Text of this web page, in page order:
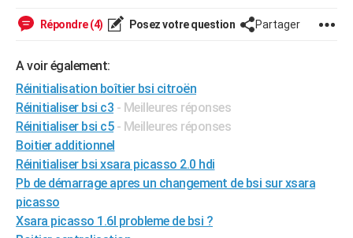
S'inscrire
Se connecter
Lycées
Collèges
Primaires
Universités
Entreprises
Service militaire
Avis de recherche
AVIS DE DÉCÈS
Répondre (4) Posez votre question Partager
A voir également:
Réinitialisation boîtier bsi citroën
Réinitialiser bsi c3 - Meilleures réponses
Réinitialiser bsi c5 - Meilleures réponses
Boitier additionnel
Réinitialiser bsi xsara picasso 2.0 hdi
Pb de démarrage apres un changement de bsi sur xsara
picasso
Xsara picasso 1.6l probleme de bsi ?